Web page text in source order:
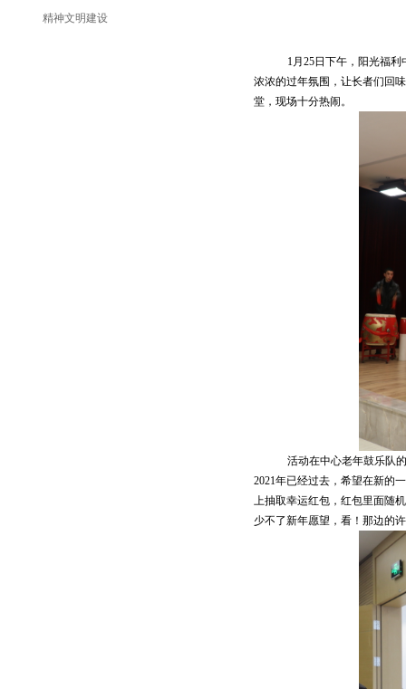
精神文明建设
1月25日下午，阳光福
浓浓的过年氛围，让长者们回
堂，现场十分热闹。
活动在中心老年鼓乐队
2021年已经过去，希望在新的
上抽取幸运红包，红包里面随
少不了新年愿望，看！那边的